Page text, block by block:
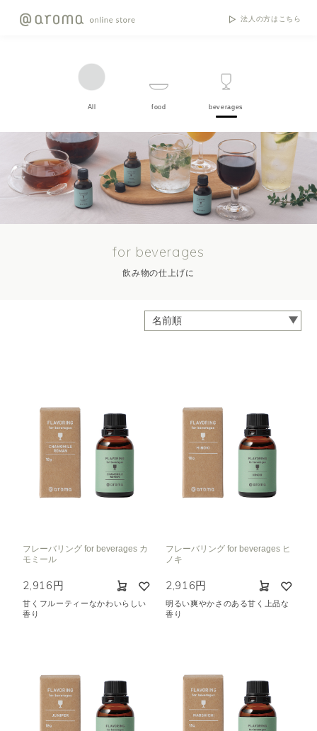
法人の方はこちら
All food beverages
for beverages
飲み物の仕上げに
フレーバリング for beverages カ
モミール
2,916円
甘くフルーティーなかわいらしい
香り
フレーバリング for beverages ヒ
ノキ
2,916円
明るい爽やかさのある甘く上品な
香り